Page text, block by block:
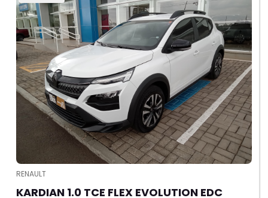
RENAULT
KARDIAN 1.0 TCE FLEX EVOLUTION EDC